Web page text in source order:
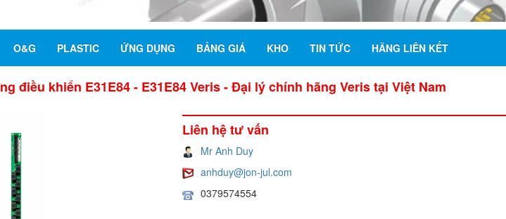
O&G PLASTIC ỨNG DỤNG BẢNG GIÁ KHO TIN TỨC HÃNG LIÊN KẾT
điều khiển E31E84 - E31E84 Veris - Đại lý chính hãng Veris tại Việt Nam
Liên hệ tư vấn
Mr Anh Duy
anhduy@jon-jul.com
0379574554